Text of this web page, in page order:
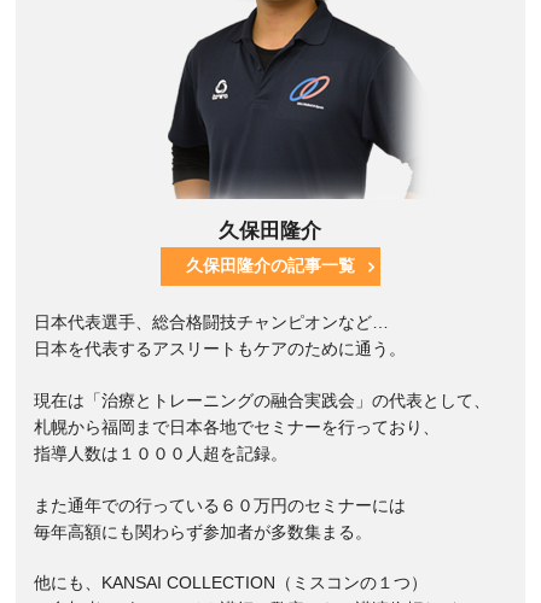
久保田隆介
久保田隆介の記事一覧
日本代表選手、総合格闘技チャンピオンなど…
日本を代表するアスリートもケアのために通う。
現在は「治療とトレーニングの融合実践会」の代表として、
札幌から福岡まで日本各地でセミナーを行っており、
指導人数は１０００人超を記録。
また通年での行っている６０万円のセミナーには
毎年高額にも関わらず参加者が多数集まる。
他にも、KANSAI COLLECTION（ミスコンの１つ）